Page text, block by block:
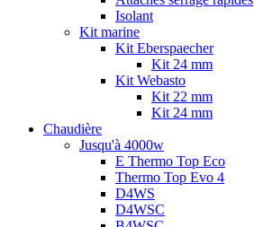
Isolant
Kit marine
Kit Eberspaecher
Kit 24 mm
Kit Webasto
Kit 22 mm
Kit 24 mm
Chaudière
Jusqu'à 4000w
E Thermo Top Eco
Thermo Top Evo 4
D4WS
D4WSC